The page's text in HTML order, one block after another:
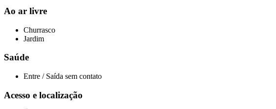
Ao ar livre
Churrasco
Jardim
Saúde
Entre / Saída sem contato
Acesso e localização